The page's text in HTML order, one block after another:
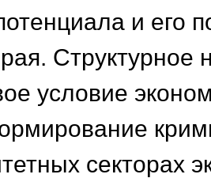
и его
Структурное
условие
секторах